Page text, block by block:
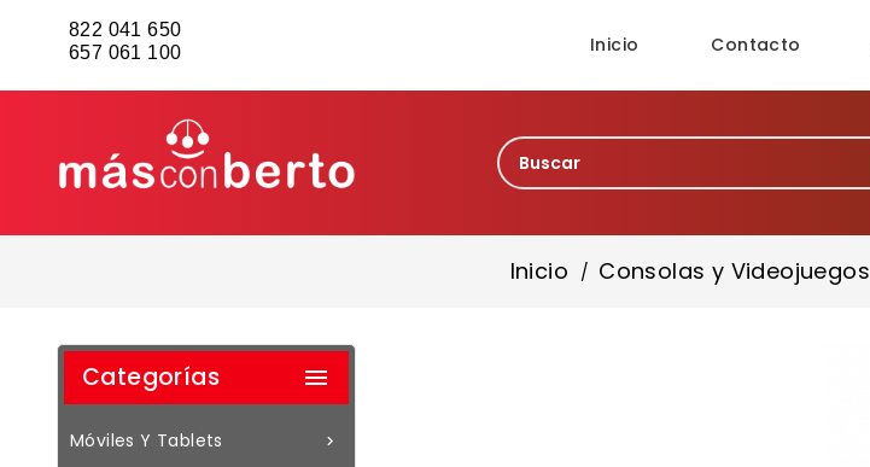
822 041 650
657 061 100
Inicio Contacto
Inicio Consolas y Videojuegos
Categorías 

Móviles Y Tablets